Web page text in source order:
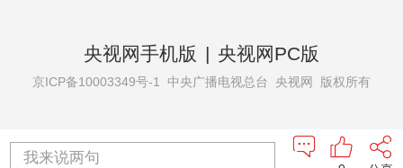
央视网手机版 | 央视网PC版
京ICP备10003349号-1 中央广播电视总台 央视网 版权所有
我来说两句